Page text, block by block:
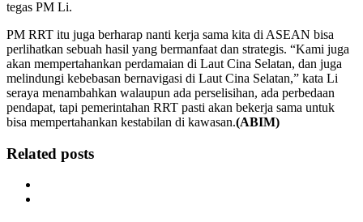
tegas PM Li.
PM RRT itu juga berharap nanti kerja sama kita di ASEAN bisa
perlihatkan sebuah hasil yang bermanfaat dan strategis. “Kami juga
akan mempertahankan perdamaian di Laut Cina Selatan, dan juga
melindungi kebebasan bernavigasi di Laut Cina Selatan,” kata Li
seraya menambahkan walaupun ada perselisihan, ada perbedaan
pendapat, tapi pemerintahan RRT pasti akan bekerja sama untuk
bisa mempertahankan kestabilan di kawasan.(ABIM)
Related posts